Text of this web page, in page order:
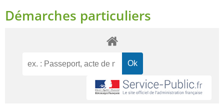
Démarches particuliers